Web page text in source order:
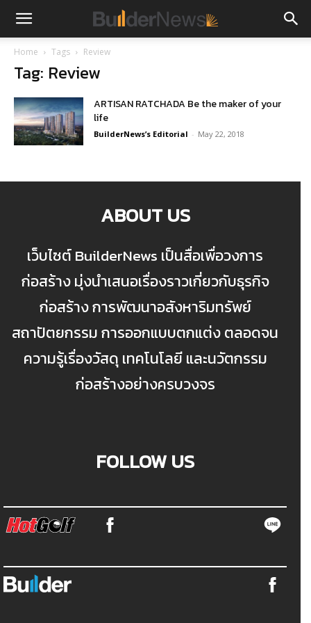
Home Tags Review
Tag: Review
ARTISAN RATCHADA Be the maker of your
life
BuilderNews’s Editorial - May 22, 2018
ABOUT US
เว็บไซต์ BuilderNews เป็นสื่อเพื่อวงการ
ก่อสร้าง มุ่งนำเสนอเรื่องราวเกี่ยวกับธุรกิจ
ก่อสร้าง การพัฒนาอสังหาริมทรัพย์
สถาปัตยกรรม การออกแบบตกแต่ง ตลอดจน
ความรู้เรื่องวัสดุ เทคโนโลยี และนวัตกรรม
ก่อสร้างอย่างครบวงจร
FOLLOW US